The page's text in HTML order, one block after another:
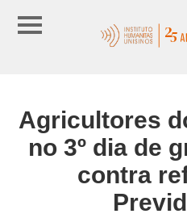
Agricultores
no 3º dia de
contra